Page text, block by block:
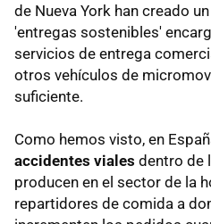
de Nueva York han creado
'entregas sostenibles'
servicios de entrega
otros vehículos de
suficiente.
Como hemos visto, en
accidentes viales dentro de
producen en el sector de la
repartidores de comida a